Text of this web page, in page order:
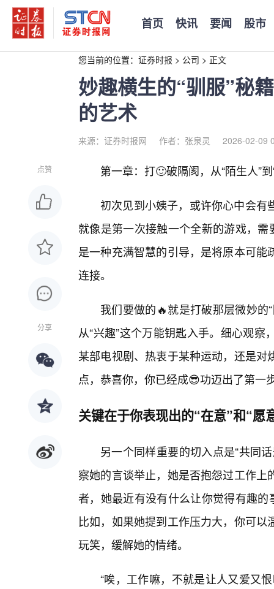
首页 快讯 要闻 股市
您当前的位置： 证券时报 > 公司 > 正文
妙趣横生的“驯服”秘
的艺术
来源：证券时报网 作者：张泉灵 2026-02-09
点赞
分享
第一章：打🙂破隔阂，从“陌生人”
初次见到小姨子，或许你心中会有
就像是第一次接触一个全新的游戏，
是一种充满智慧的引导，是将原本可
连接。
我们要做的🔥就是打破那层微妙的
从“兴趣”这个万能钥匙入手。细心观
某部电视剧、热衷于某种运动，还是
点，恭喜你，你已经成😎功迈出了第一
关键在于你表现出的“在意”和“愿
另一个同样重要的切入点是“共同
察她的言谈举止，她是否抱怨过工作
者，她最近有没有什么让你觉得有趣
比如，如果她提到工作压力大，你可
玩笑，缓解她的情绪。
“唉，工作嘛，不就是让人又爱又